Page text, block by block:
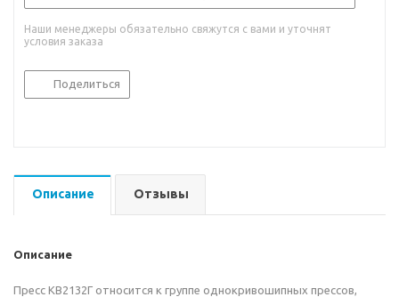
Наши менеджеры обязательно свяжутся с вами и уточнят
условия заказа
Поделиться
Описание Отзывы
Описание
Пресс КВ2132Г относится к группе однокривошипных прессов,